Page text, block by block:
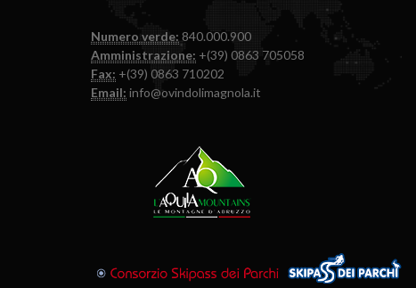
Numero verde: 840.000.900
Amministrazione: +(39) 0863 705058
Fax: +(39) 0863 710202
Email: info@ovindolimagnola.it